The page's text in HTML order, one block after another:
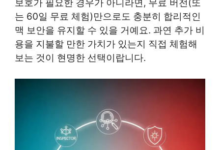
보호가 필요한 경우가 아니라면, 무료 버전(또
는 60일 무료 체험)만으로도 충분히 합리적인
맥 보안을 유지할 수 있을 거예요. 과연 추가 비
용을 지불할 만한 가치가 있는지 직접 체험해
보는 것이 현명한 선택이랍니다.